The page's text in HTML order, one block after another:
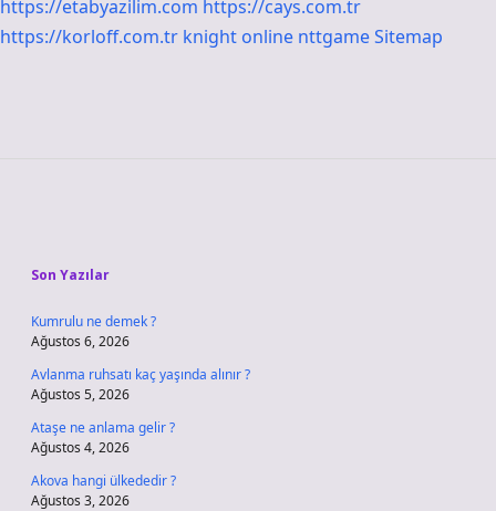
https://etabyazilim.com https://cays.com.tr
https://korloff.com.tr knight online nttgameSitemap
Son Yazılar
Kumrulu ne demek ?
Ağustos 6, 2026
Avlanma ruhsatı kaç yaşında alınır ?
Ağustos 5, 2026
Ataşe ne anlama gelir ?
Ağustos 4, 2026
Akova hangi ülkededir ?
Ağustos 3, 2026